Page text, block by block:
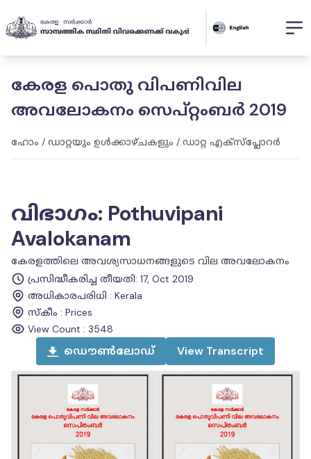
കേരള പൊതു വിപണിവില
അവലോകനം സെപ്റ്റംബര്‍ 2019
ഹോം / ഡാറ്റയും ഉൾക്കാഴ്ചകളും / ഡാറ്റ എക്സ്പ്ലോറർ
വിഭാഗം: Pothuvipani
Avalokanam
കേരളത്തിലെ അവശ്യസാധനങ്ങളുടെ വില അവലോകനം
പ്രസിദ്ധീകരിച്ച തീയതി: 17, Oct 2019
അധികാരപരിധി : Kerala
സ്കീം : Prices
View Count : 3548
ഡൌൺലോഡ് View Transcript